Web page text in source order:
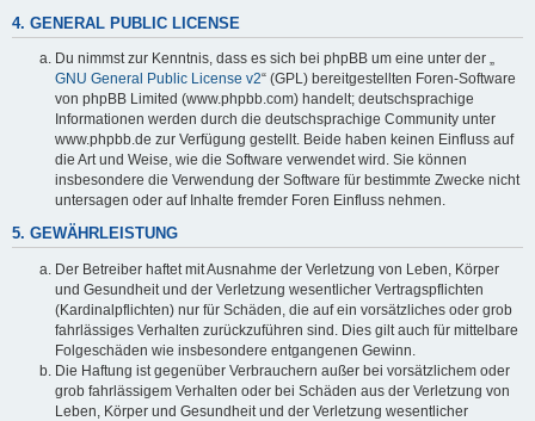
4. GENERAL PUBLIC LICENSE
Du nimmst zur Kenntnis, dass es sich bei phpBB um eine unter der „
GNU General Public License v2“ (GPL) bereitgestellten Foren-Software
von phpBB Limited (www.phpbb.com) handelt; deutschsprachige
Informationen werden durch die deutschsprachige Community unter
www.phpbb.de zur Verfügung gestellt. Beide haben keinen Einfluss auf
die Art und Weise, wie die Software verwendet wird. Sie können
insbesondere die Verwendung der Software für bestimmte Zwecke nicht
untersagen oder auf Inhalte fremder Foren Einfluss nehmen.
5. GEWÄHRLEISTUNG
Der Betreiber haftet mit Ausnahme der Verletzung von Leben, Körper
und Gesundheit und der Verletzung wesentlicher Vertragspflichten
(Kardinalpflichten) nur für Schäden, die auf ein vorsätzliches oder grob
fahrlässiges Verhalten zurückzuführen sind. Dies gilt auch für mittelbare
Folgeschäden wie insbesondere entgangenen Gewinn.
Die Haftung ist gegenüber Verbrauchern außer bei vorsätzlichem oder
grob fahrlässigem Verhalten oder bei Schäden aus der Verletzung von
Leben, Körper und Gesundheit und der Verletzung wesentlicher